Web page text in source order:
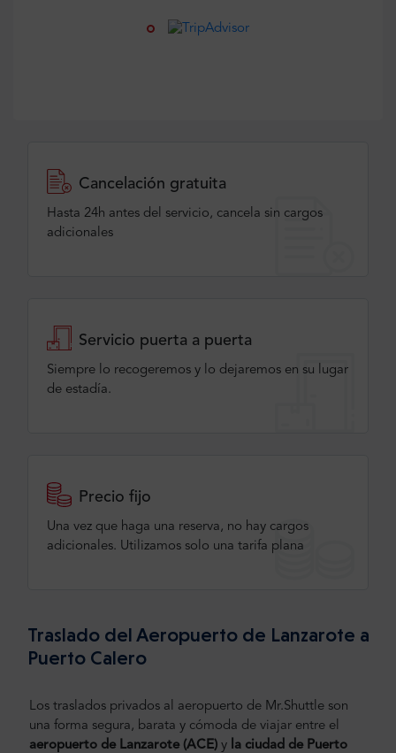
Cancelación gratuita
Hasta 24h antes del servicio, cancela sin cargos
adicionales
Servicio puerta a puerta
Siempre lo recogeremos y lo dejaremos en su lugar
de estadía.
Precio fijo
Una vez que haga una reserva, no hay cargos
adicionales. Utilizamos solo una tarifa plana
Traslado del Aeropuerto de Lanzarote a
Puerto Calero
Los traslados privados al aeropuerto de Mr.Shuttle son
una forma segura, barata y cómoda de viajar entre el
aeropuerto de Lanzarote (ACE) y la ciudad de Puerto